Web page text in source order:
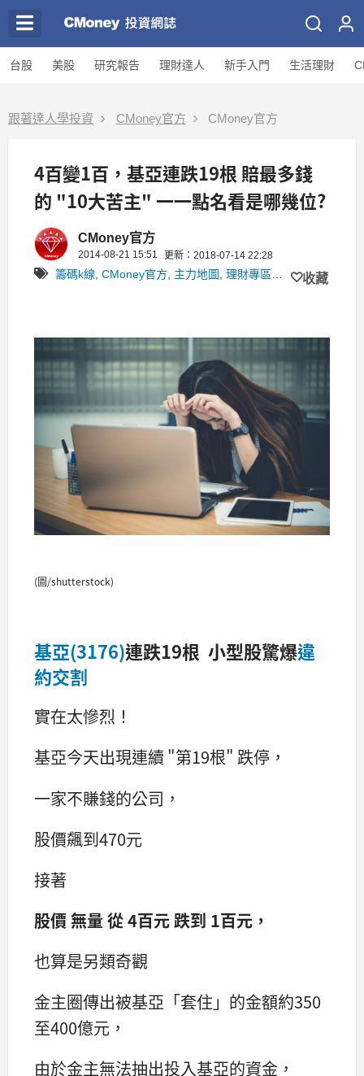
台股 美股 研究報告 理財達人 新手入門 生活理財
跟著達人學投資 CMoney官方 CMoney官方
4百變1百，基亞連跌19根 賠最多錢
的 "10大苦主" 一一點名看是哪幾位?
CMoney官方
2014-08-21 15:51 更新：2018-07-14 22:28
籌碼k線 CMoney官方 主力地圖 理財專區 Jenny收藏
(圖/shutterstock)
基亞(3176)連跌19根 小型股驚爆違
約交割
實在太慘烈！
基亞今天出現連續 "第19根" 跌停，
一家不賺錢的公司，
股價飆到470元
接著
股價 無量 從 4百元 跌到 1百元，
也算是另類奇觀
金主圈傳出被基亞「套住」的金額約350
至400億元，
由於金主無法抽出投入基亞的資金，